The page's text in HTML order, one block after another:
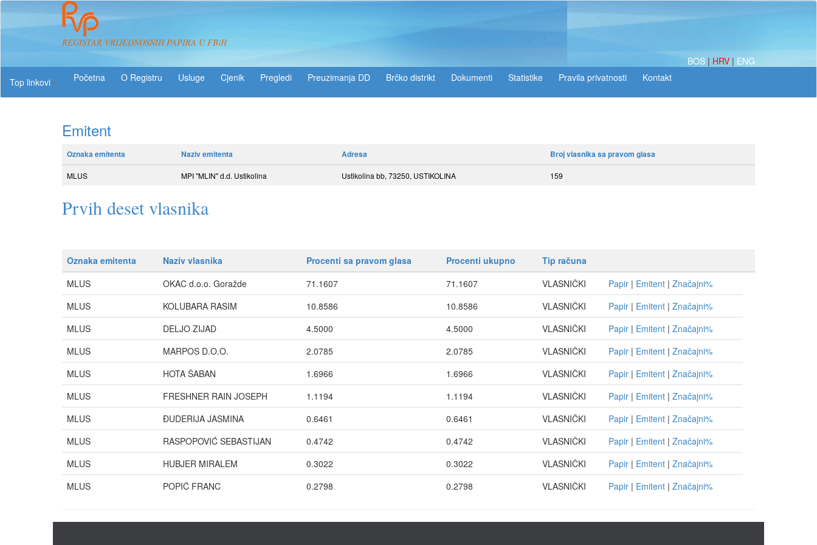
REGISTAR VRIJEDNOSNIH PAPIRA U FBiH
BOS | HRV | ENG
Top linkovi
O Registru Usluge Pregledi Preuzimanja DD Brčko distrikt Dokumenti Statistike
Emitent
Oznaka emitenta Naziv emitenta Adresa Broj vlasnika sa pravom glasa
MLUS MPI "MLIN" d.d. Ustikolina Ustikolina bb, 73250, USTIKOLINA 159
Prvih deset vlasnika
Oznaka emitenta Naziv vlasnika Procenti sa pravom glasa Procenti ukupno
Tip računa
MLUS
OKAC d.o.o. Goražde 71.1607 71.1607 VLASNIČKI Papir | Emitent | Značajni%
MLUS
KOLUBARA RASIM 10.8586 10.8586 VLASNIČKI Papir | Emitent | Značajni%
MLUS
DELJO ZIJAD 4.5000 4.5000 VLASNIČKI Papir | Emitent | Značajni%
MLUS
MARPOS D.O.O. 2.0785 2.0785 VLASNIČKI Papir | Emitent | Značajni%
MLUS
HOTA ŠABAN 1.6966 1.6966 VLASNIČKI Papir | Emitent | Značajni%
MLUS
FRESHNER RAIN JOSEPH 1.1194 1.1194 VLASNIČKI Papir | Emitent | Značajni%
MLUS
ĐUDERIJA JASMINA 0.6461 0.6461 VLASNIČKI Papir | Emitent | Značajni%
MLUS
RASPOPOVIĆ SEBASTIJAN 0.4742 0.4742 VLASNIČKI Papir | Emitent | Značajni%
MLUS
HUBJER MIRALEM 0.3022 0.3022 VLASNIČKI Papir | Emitent | Značajni%
MLUS
POPIČ FRANC 0.2798 0.2798 VLASNIČKI Papir | Emitent | Značajni%